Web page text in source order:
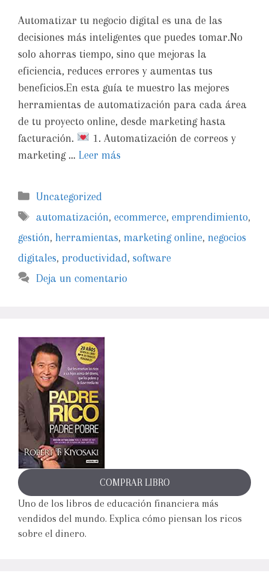
Automatizar tu negocio digital es una de las
decisiones más inteligentes que puedes tomar.No
solo ahorras tiempo, sino que mejoras la
eficiencia, reduces errores y aumentas tus
beneficios.En esta guía te muestro las mejores
herramientas de automatización para cada área
de tu proyecto online, desde marketing hasta
facturación.
1. Automatización de correos y
marketing … Leer más
Uncategorized
automatización,ecommerce,emprendimiento,
gestión, herramientas, marketing online, negocios
digitales, productividad, software
Deja un comentario
COMPRAR LIBRO
Uno de los libros de educación financiera más
vendidos del mundo. Explica cómo piensan los ricos
sobre el dinero.